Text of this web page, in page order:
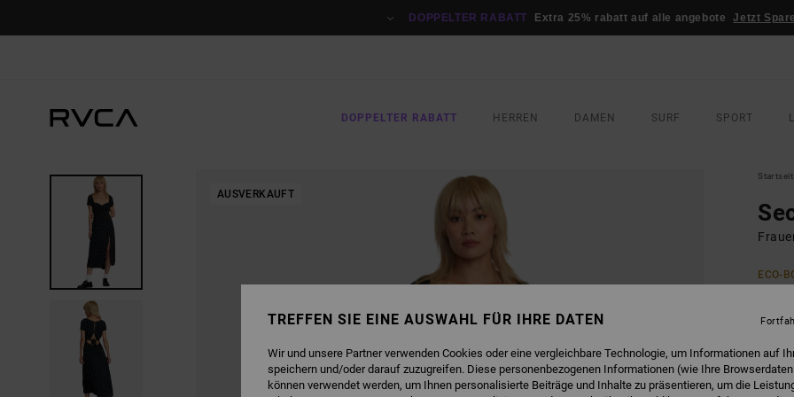
DOPPELTER RABATT Extra 25% rabatt auf alle angebote Jetzt
DOPPELTER RABATT HERREN DAMEN SURF SPORT
AUSVERKAUFT
ECO-
TREFFEN SIE EINE AUSWAHL FÜR IHRE DATEN
Wir und unsere Partner verwenden Cookies oder eine vergleichbare Technologie, um Informationen auf
speichern und/oder darauf zuzugreifen. Diese personenbezogenen Informationen (wie Ihre
können verwendet werden, um Ihnen personalisierte Beiträge und Inhalte zu präsentieren, um die